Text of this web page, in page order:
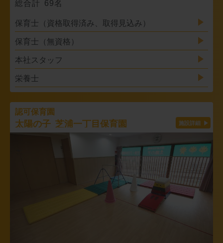
総合計 69名
保育士（資格取得済み、取得見込み）
保育士（無資格）
本社スタッフ
栄養士
認可保育園
太陽の子 芝浦一丁目保育園